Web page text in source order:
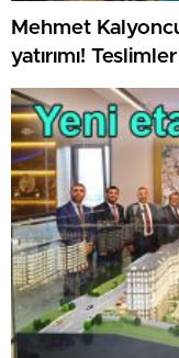
Mehmet
yatırımı!